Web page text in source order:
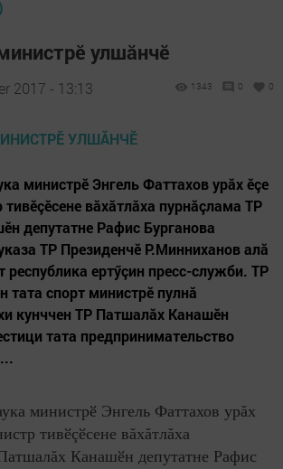
улшăнчӗ
2017 - 13:13 1343 0 0
министрӗ Энгель Фаттахов урăх ӗçе
тивӗçӗсене вăхăтлăха пурнăçлама ТР
депутатне Рафис Бурганова
ТР Президенчӗ Р.Минниханов алă
республика ертӳçин пресс-служби. ТР
тата спорт министрӗ пулнă
кунччен ТР Патшалăх Канашӗн
тата предпринимательство
министрӗ Энгель Фаттахов урăх
тивӗçӗсене вăхăтлăха
Канашӗн депутатне Рафис